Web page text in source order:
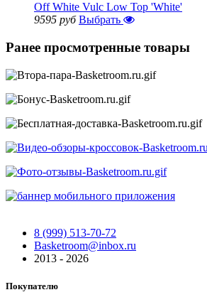
Off White Vulc Low Top 'White'
9595 руб Выбрать
Ранее просмотренные товары
8 (999) 513-70-72
Basketroom@inbox.ru
2013 - 2026
Покупателю